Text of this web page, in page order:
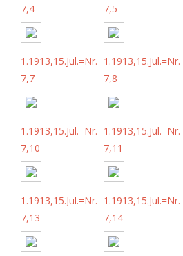
7,4
7,5
1.1913,15.Jul.=Nr.
7,7
1.1913,15.Jul.=Nr.
7,8
1.1913,15.Jul.=Nr.
7,10
1.1913,15.Jul.=Nr.
7,11
1.1913,15.Jul.=Nr.
7,13
1.1913,15.Jul.=Nr.
7,14